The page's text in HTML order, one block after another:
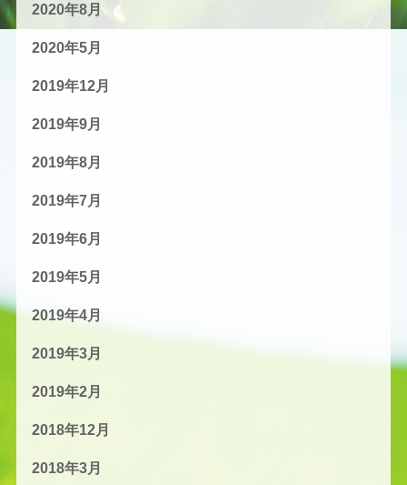
2020年8月
2020年5月
2019年12月
2019年9月
2019年8月
2019年7月
2019年6月
2019年5月
2019年4月
2019年3月
2019年2月
2018年12月
2018年3月